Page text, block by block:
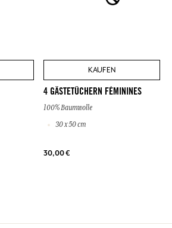
KAUFEN
4 GÄSTETÜCHERN FÉMININES
100% Baumwolle
30 x 50 cm
30,00 €